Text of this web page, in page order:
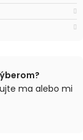
ma alebo mi